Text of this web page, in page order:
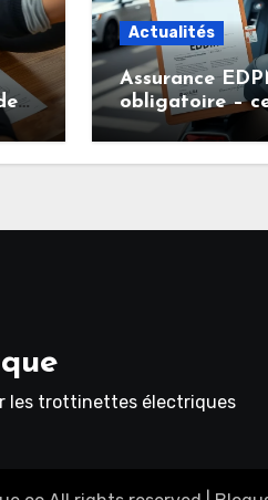
Actualités
Assurance
obligatoire –
savoir avant de
trottinette
les trottinettes électriques